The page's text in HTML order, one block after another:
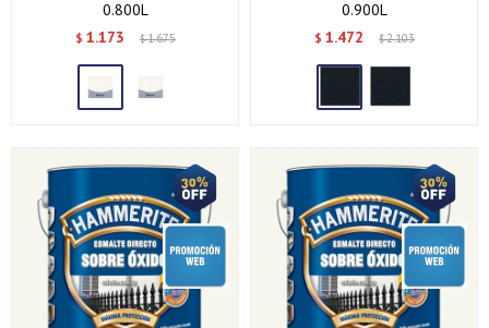
0.800L
$ 1.173 $1.675
0.900L
$ 1.472 $2.103